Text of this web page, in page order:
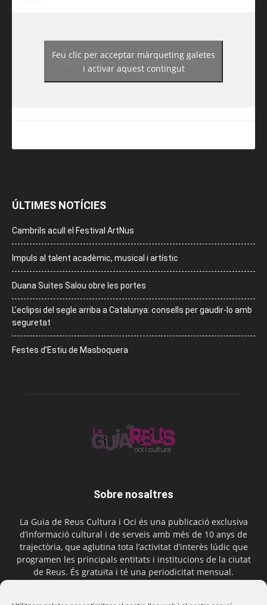
https://www.facebook.com/guiadereus/
Feu clic per acceptar màrqueting galetes
i activar aquest contingut
ÚLTIMES NOTÍCIES
Cambrils acull el Festival ArtNus
Impuls al talent acadèmic, musical i artístic
Duana Suites Salou obre les portes
L’eclipsi del segle arriba a Catalunya: consells per gaudir-lo amb
seguretat
Festes d’Estiu de Masboquera
Sobre nosaltres
La Guia de Reus Cultura i Oci és una publicació exclusiva
d’informació cultural i de serveis amb més de 10 anys de
trajectòria, que aglutina tota l’activitat d’interès lúdic que
programen les principals entitats i institucions de la ciutat
de Reus. És gratuïta i té una periodicitat mensual.